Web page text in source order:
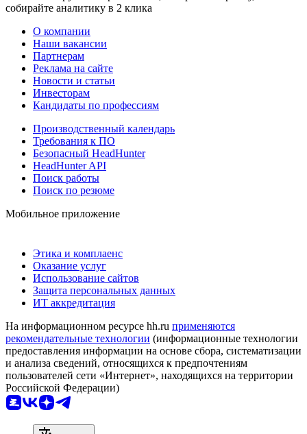
собирайте аналитику в 2 клика
О компании
Наши вакансии
Партнерам
Реклама на сайте
Новости и статьи
Инвесторам
Кандидаты по профессиям
Производственный календарь
Требования к ПО
Безопасный HeadHunter
HeadHunter API
Поиск работы
Поиск по резюме
Мобильное приложение
Этика и комплаенс
Оказание услуг
Использование сайтов
Защита персональных данных
ИТ аккредитация
На информационном ресурсе hh.ru применяются
рекомендательные технологии (информационные технологии
предоставления информации на основе сбора, систематизации
и анализа сведений, относящихся к предпочтениям
пользователей сети «Интернет», находящихся на территории
Российской Федерации)